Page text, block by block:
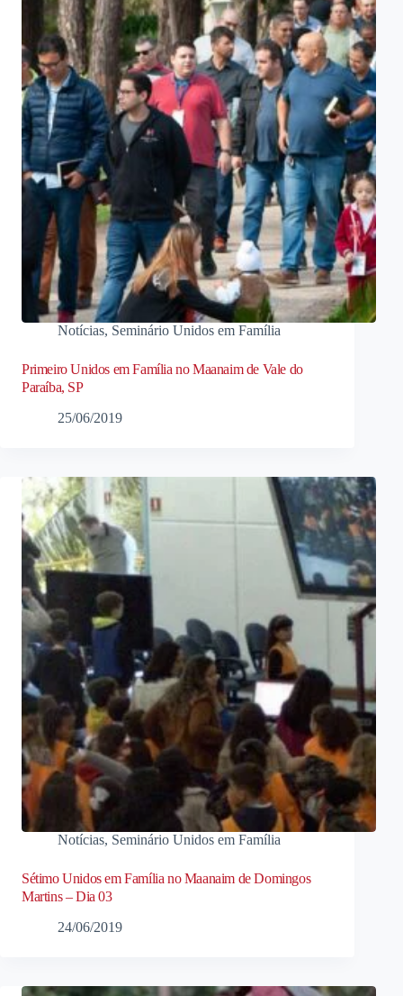
Notícias, Seminário Unidos em Família
Primeiro Unidos em Família no Maanaim de Vale do
Paraíba, SP
25/06/2019
Notícias, Seminário Unidos em Família
Sétimo Unidos em Família no Maanaim de Domingos
Martins – Dia 03
24/06/2019